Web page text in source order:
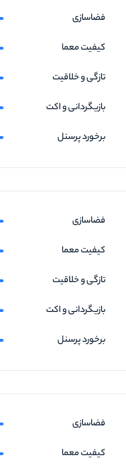
فضاسازی
کیفیت معما
تازگی و خلاقیت
بازیگردانی و اکت
برخورد پرسنل
فضاسازی
کیفیت معما
تازگی و خلاقیت
بازیگردانی و اکت
برخورد پرسنل
فضاسازی
کیفیت معما